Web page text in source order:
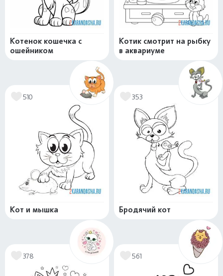
Котенок кошечка с
ошейником
Котик смотрит на рыбку
в аквариуме
510
Кот и мышка
353
Бродячий кот
378 561